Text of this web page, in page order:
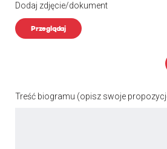
Dodaj zdjęcie/dokument
Przeglądaj
Treść biogramu (opisz swoje